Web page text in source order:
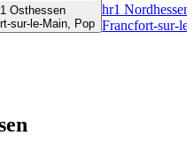
Osthessen
sur-le-Main, Pop
hr1 Nordhessen
Francfort-sur-